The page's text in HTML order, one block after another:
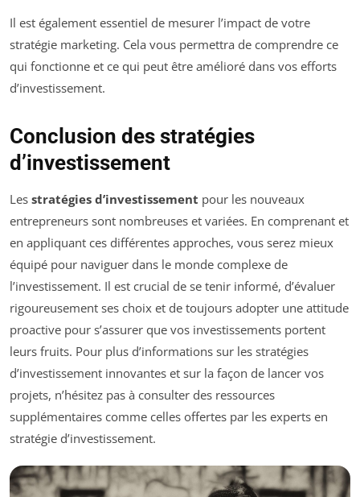
Il est également essentiel de mesurer l’impact de votre
stratégie marketing. Cela vous permettra de comprendre ce
qui fonctionne et ce qui peut être amélioré dans vos efforts
d’investissement.
Conclusion des stratégies
d’investissement
Les stratégies d’investissement pour les nouveaux
entrepreneurs sont nombreuses et variées. En comprenant et
en appliquant ces différentes approches, vous serez mieux
équipé pour naviguer dans le monde complexe de
l’investissement. Il est crucial de se tenir informé, d’évaluer
rigoureusement ses choix et de toujours adopter une attitude
proactive pour s’assurer que vos investissements portent
leurs fruits. Pour plus d’informations sur les stratégies
d’investissement innovantes et sur la façon de lancer vos
projets, n’hésitez pas à consulter des ressources
supplémentaires comme celles offertes par les experts en
stratégie d’investissement.